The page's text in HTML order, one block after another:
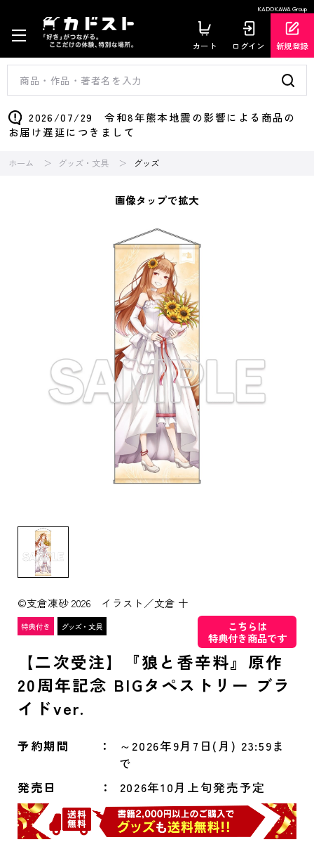
KADOKAWA Group
カート ログイン 新規登録
2026/07/29 令和8年熊本地震の影響による商品の
お届け遅延につきまして
ホーム グッズ・文具 グッズ
画像タップで拡大
©支倉凍砂 2026 イラスト／文倉 十
こちらは
特典付き商品です
【二次受注】『狼と香辛料』原作
20周年記念 BIGタペストリー ブラ
イドver.
予約期間
～2026年9月7日(月) 23:59ま
で
発売日
2026年10月上旬発売予定